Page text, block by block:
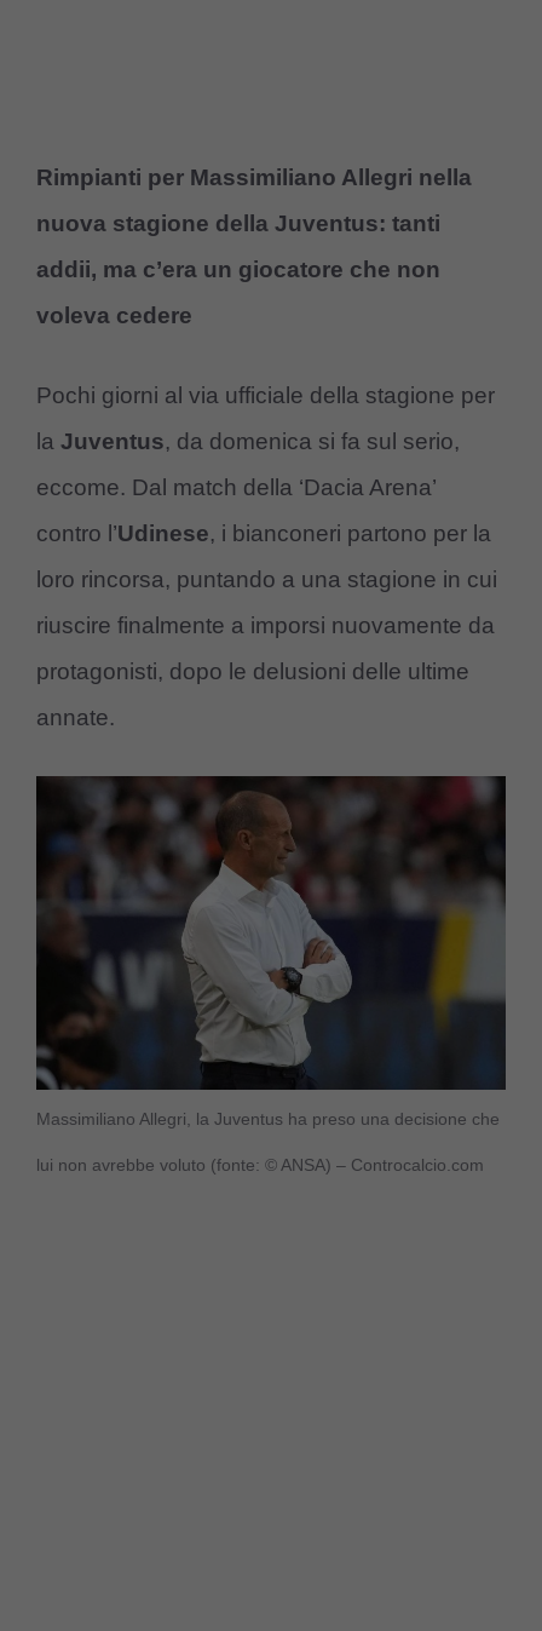
Rimpianti per Massimiliano Allegri nella
nuova stagione della Juventus: tanti
addii, ma c’era un giocatore che non
voleva cedere
Pochi giorni al via ufficiale della stagione per
la Juventus, da domenica si fa sul serio,
eccome. Dal match della ‘Dacia Arena’
contro l’Udinese, i bianconeri partono per la
loro rincorsa, puntando a una stagione in cui
riuscire finalmente a imporsi nuovamente da
protagonisti, dopo le delusioni delle ultime
annate.
Massimiliano Allegri, la Juventus ha preso una decisione che
lui non avrebbe voluto (fonte: © ANSA) – Controcalcio.com